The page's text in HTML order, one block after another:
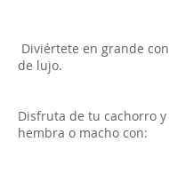
Diviértete en grande
de lujo.
Disfruta de tu cachorro
hembra o macho con: